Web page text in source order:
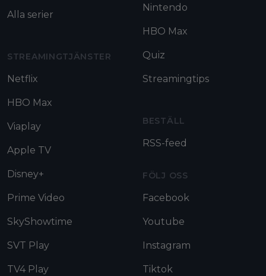
Alla serier
STREAMINGTJÄNSTER
Netflix
HBO Max
Viaplay
Apple TV
Disney+
Prime Video
SkyShowtime
SVT Play
TV4 Play
Nintendo
HBO Max
Quiz
Streamingtips
BESTÄLL
RSS-feed
FÖLJ OSS
Facebook
Youtube
Instagram
Tiktok